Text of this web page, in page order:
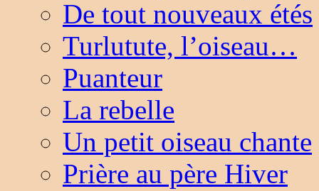
De tout nouveaux étés
Turlutute, l’oiseau…
Puanteur
La rebelle
Un petit oiseau chante
Prière au père Hiver